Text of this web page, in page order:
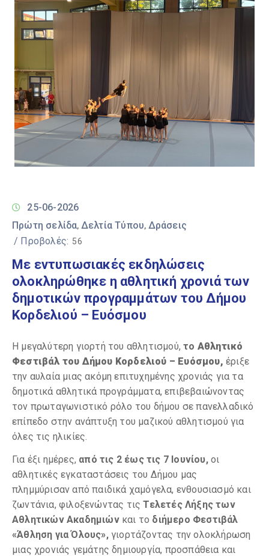
25-06-2026
Πρώτη σελίδα‚ Δελτία Τύπου‚ Δράσεις
/ Προβολές: 56
Με εντυπωσιακές εκδηλώσεις
ολοκληρώθηκε η αθλητική χρονιά των
δημοτικών προγραμμάτων του Δήμου
Κορδελιού – Ευόσμου
Η μεγαλύτερη γιορτή του αθλητισμού, το Αθλητικό
Φεστιβάλ του Δήμου Κορδελιού – Ευόσμου, έριξε
την αυλαία μιας ακόμη επιτυχημένης χρονιάς για τα
δημοτικά αθλητικά προγράμματα, επιβεβαιώνοντας
τον πρωταγωνιστικό ρόλο του δήμου σε πανελλαδικό
επίπεδο στην ανάπτυξη του μαζικού αθλητισμού για
όλες τις ηλικίες.
Για έξι ημέρες, από τις 2 έως τις 7 Ιουνίου,οι
αθλητικές εγκαταστάσεις του Δήμου μας
πλημμύρισαν από παιδικά χαμόγελα, ενθουσιασμό και
ζωντάνια, φιλοξενώντας τιςΤελετές Λήξης των
Αθλητικών Ακαδημιώνκαι το διήμερο Φεστιβάλ
«Άθληση για Όλους»,γιορτάζοντας την ολοκλήρωση
μιας χρονιάς γεμάτης δημιουργία, προσπάθεια και